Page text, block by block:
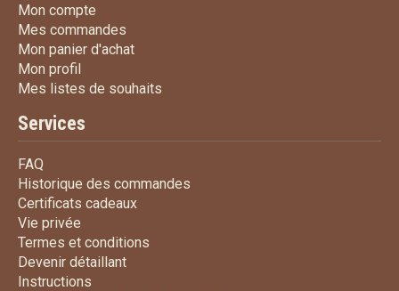
Mon compte
Mes commandes
Mon panier d'achatMon panier d'achat
Mon profil
Mes listes de souhaits
Services
FAQ
Historique des commandes
Certificats cadeauxCertificats cadeaux
Vie privée
Termes et conditions
Devenir détaillantDevenir détaillant
Instructions